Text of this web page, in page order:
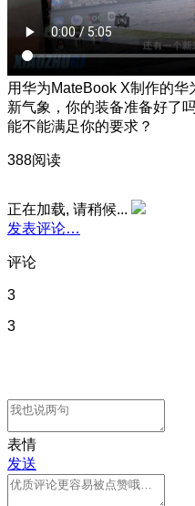
用华为MateBook X制作的
新气象，你的装备准备好了
能不能满足你的要求？
388阅读
正在加载, 请稍候...
发表评论…
评论
3
3
表情
发送